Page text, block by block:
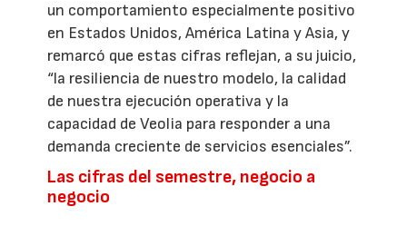
un comportamiento especialmente positivo
en Estados Unidos, América Latina y Asia, y
remarcó que estas cifras reflejan, a su juicio,
“la resiliencia de nuestro modelo, la calidad
de nuestra ejecución operativa y la
capacidad de Veolia para responder a una
demanda creciente de servicios esenciales”.
Las cifras del semestre, negocio a
negocio